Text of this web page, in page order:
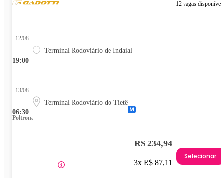
12 vagas
19:00
12/08
Terminal Rodoviário de Indaial
06:30
13/08
Terminal Rodoviário do Tietê
Poltrona
R$ 234,94
3x R$ 87,11
Selecionar